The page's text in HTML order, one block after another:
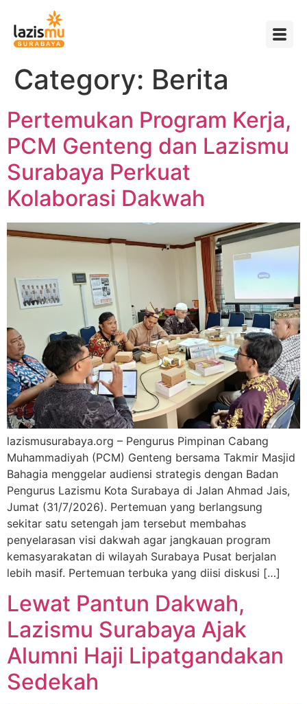
Category: Berita
Pertemukan Program Kerja,
PCM Genteng dan Lazismu
Surabaya Perkuat
Kolaborasi Dakwah
lazismusurabaya.org – Pengurus Pimpinan Cabang
Muhammadiyah (PCM) Genteng bersama Takmir Masjid
Bahagia menggelar audiensi strategis dengan Badan
Pengurus Lazismu Kota Surabaya di Jalan Ahmad Jais,
Jumat (31/7/2026). Pertemuan yang berlangsung
sekitar satu setengah jam tersebut membahas
penyelarasan visi dakwah agar jangkauan program
kemasyarakatan di wilayah Surabaya Pusat berjalan
lebih masif. Pertemuan terbuka yang diisi diskusi […]
Lewat Pantun Dakwah,
Lazismu Surabaya Ajak
Alumni Haji Lipatgandakan
Sedekah